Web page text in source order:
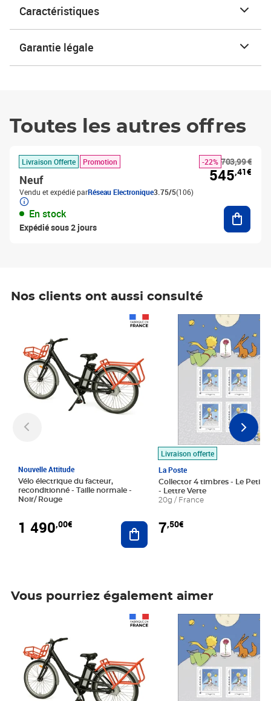
Caractéristiques
Garantie légale
Toutes les autres offres
Livraison Offerte Promotion
Neuf
Vendu et expédié parRéseau Electronique3.75/5(106)
En stock
Expédié sous 2 jours
703,99 €
-22%
545,41€
Nos clients ont aussi consulté
Nouvelle Attitude
Vélo électrique du facteur,
reconditionné - Taille normale -
Noir/ Rouge
1 490,00€ Ajouter au panier
Livraison offerte
La Poste
Collector 4 timbres - Le Petit
- Lettre Verte
20g / France
7,50€
Prix 7,50€
Vous pourriez également aimer
Prix 7,50€